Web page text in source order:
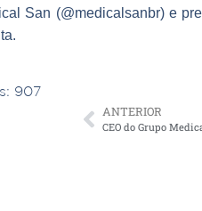
San (@medicalsanbr) e
907
ANTERIOR
CEO do Grupo